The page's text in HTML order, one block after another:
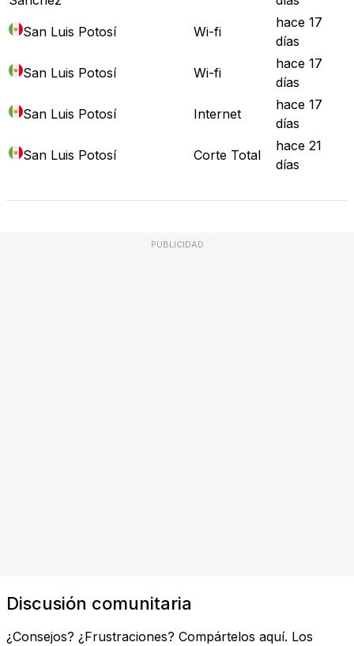
San Luis Potosí
Wi-fi
hace 17
días
San Luis Potosí
Wi-fi
hace 17
días
San Luis Potosí
Internet
hace 17
días
San Luis Potosí
Corte Total
hace 21
días
PUBLICIDAD
Discusión comunitaria
¿Consejos? ¿Frustraciones? Compártelos aquí. Los